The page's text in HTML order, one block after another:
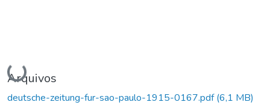
Carregando...
Arquivos
deutsche-zeitung-fur-sao-paulo-1915-0167.pdf(6,1 MB)